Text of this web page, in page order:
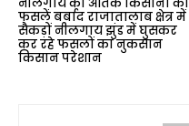
फसलें बर्बाद राजातालाब क्षेत्र में
सैकड़ों नीलगाय झुंड में घुसकर
कर रहे फसलों का नुकसान
किसान परेशान